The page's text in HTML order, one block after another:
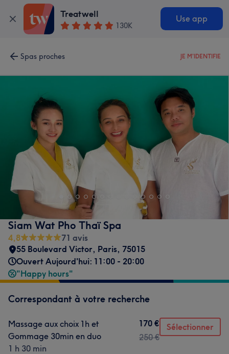
Treatwell
130K
Use app
Spas proches JE M'IDENTIFIE
Siam Wat Pho Thaï Spa
4,8
71 avis
55 Boulevard Victor, Paris, 75015
Ouvert Aujourd'hui: 11:00 - 20:00
"Happy hours"
Correspondant à votre recherche
Massage aux choix 1h et
Gommage 30min en duo
1 h 30 min
170 €
250 €
Sélectionner